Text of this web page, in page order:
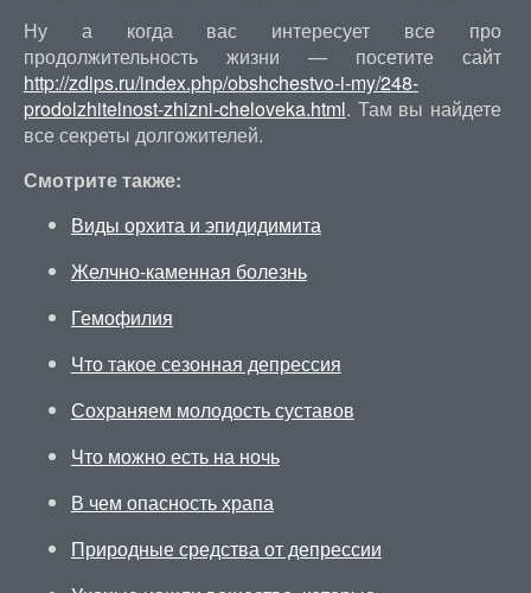
Ну а когда вас интересует все про
продолжительность жизни — посетите сайт
http://zdips.ru/index.php/obshchestvo-i-my/248-
prodolzhitelnost-zhizni-cheloveka.html. Там вы найдете
все секреты долгожителей.
Смотрите также:
Виды орхита и эпидидимита
Желчно-каменная болезнь
Гемофилия
Что такое сезонная депрессия
Сохраняем молодость суставов
Что можно есть на ночь
В чем опасность храпа
Природные средства от депрессии